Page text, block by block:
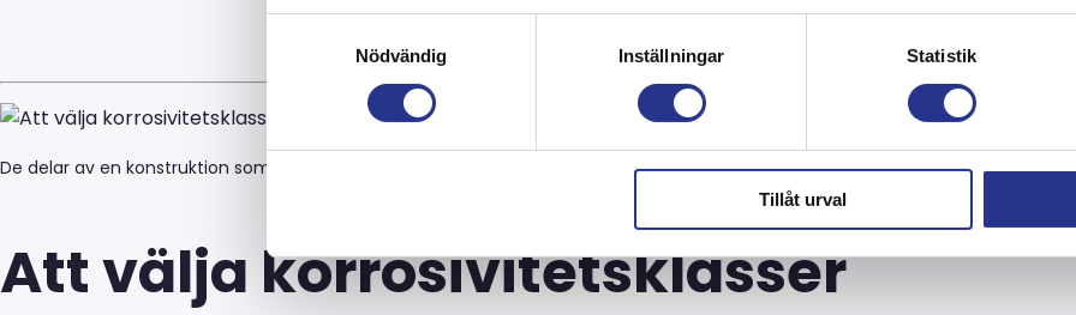
Nödvändig
Inställningar Statistik
Tillåt urval
De delar av en konstruktion som befinner sig i regnskugga, kan ha en mycket högre korrosivitetsklass än övriga delar.FOTO:
Att välja korrosivitetsklasser